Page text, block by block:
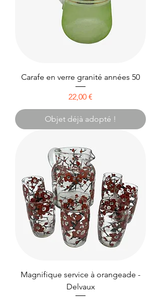
Carafe en verre granité années 50
Prix
22,00 €
Objet déjà adopté !
Magnifique service à orangeade -
Delvaux